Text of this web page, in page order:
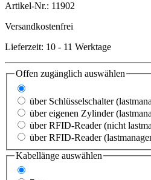
Artikel-Nr.: 11902
Versandkostenfrei
Lieferzeit: 10 - 11 Werktage
Offen zugänglich auswählen
über Schlüsselschalter
über eigenen Zylinder
über RFID-Reader (nicht
über RFID-Reader
Kabellänge auswählen